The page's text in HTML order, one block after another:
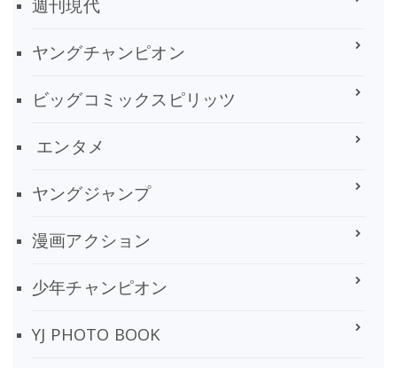
週刊現代
ヤングチャンピオン
ビッグコミックスピリッツ
エンタメ
ヤングジャンプ
漫画アクション
少年チャンピオン
YJ PHOTO BOOK